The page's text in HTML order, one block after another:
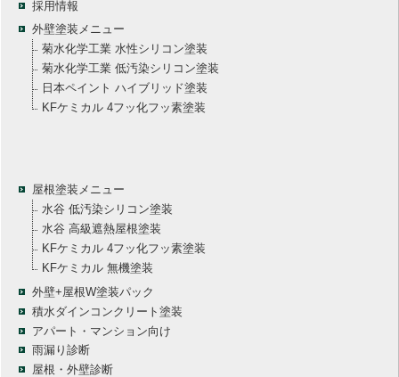
採用情報
外壁塗装メニュー
菊水化学工業 水性シリコン塗装
菊水化学工業 低汚染シリコン塗装
日本ペイント ハイブリッド塗装
KFケミカル 4フッ化フッ素塗装
屋根塗装メニュー
水谷 低汚染シリコン塗装
水谷 高級遮熱屋根塗装
KFケミカル 4フッ化フッ素塗装
KFケミカル 無機塗装
外壁+屋根W塗装パック
積水ダインコンクリート塗装
アパート・マンション向け
雨漏り診断
屋根・外壁診断